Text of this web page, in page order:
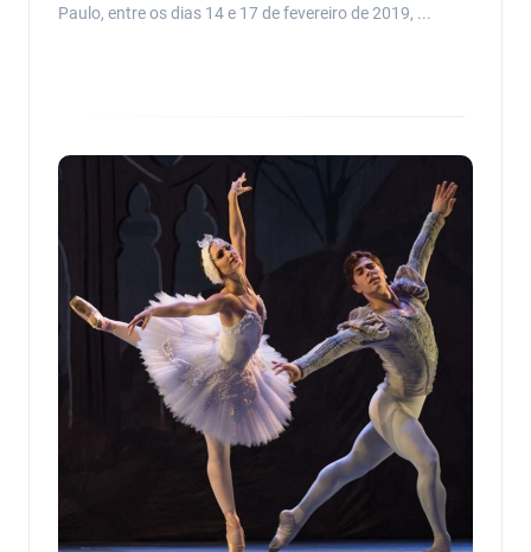
Paulo, entre os dias 14 e 17 de fevereiro de 2019, ...